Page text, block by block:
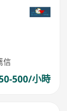
信
500/小時